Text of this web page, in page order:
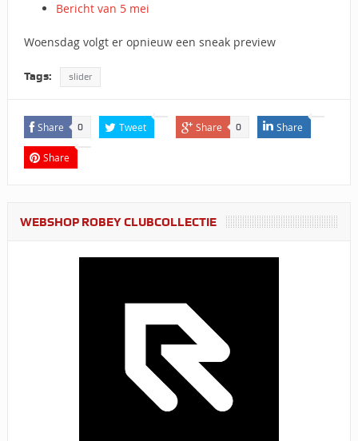
Bericht van 5 mei
Woensdag volgt er opnieuw een sneak preview
Tags: slider
Share 0 Tweet Share 0 Share
Share
WEBSHOP ROBEY CLUBCOLLECTIE